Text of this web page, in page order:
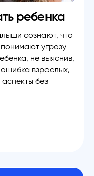
ребенка
сознают, что
угрозу
не выяснив,
взрослых,
без